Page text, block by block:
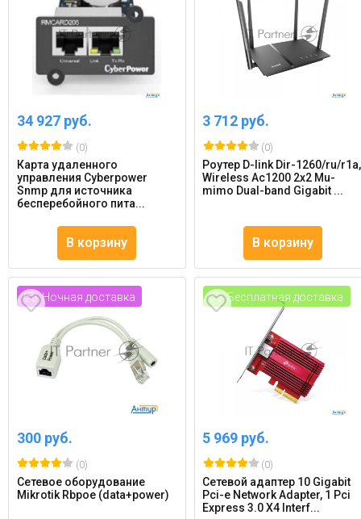
34 927 руб.
(0)
Карта удаленного
управления Cyberpower
Snmp для источника
бесперебойного пита...
В корзину
3 712 руб.
(0)
Роутер D-link Dir-1260/ru/r1a,
Wireless Ac1200 2x2 Mu-
mimo Dual-band Gigabit ...
В корзину
Ночная доставка
300 руб.
(0)
Сетевое оборудование
Mikrotik Rbpoe (data+power)
Бесплатная доставка
5 969 руб.
(0)
Сетевой адаптер 10 Gigabit
Pci-e Network Adapter, 1 Pci
Express 3.0 X4 Interf...